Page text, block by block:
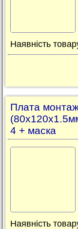
Наявність
Плата
4 + маска
Наявність